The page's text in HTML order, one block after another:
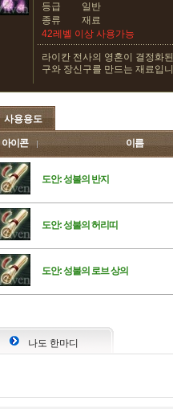
등급
일반
종류
재료
42레벨 이상 사용가능
라이칸 전사의 영혼이 결정화
구와 장신구를 만드는 재료입
사용용도
아이콘 이름
도안: 성불의 반지
도안: 성불의 허리띠
도안: 성불의 로브 상의
나도 한마디